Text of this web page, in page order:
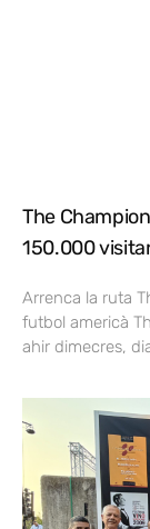
The
150.000
Arrenca la ruta
futbol americà
ahir dimecres,